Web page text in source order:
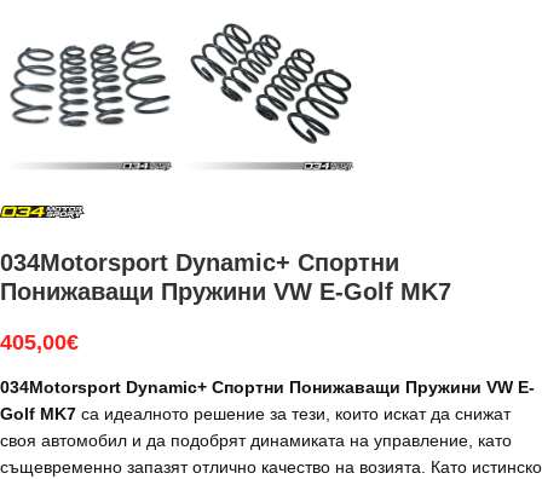
034Motorsport Dynamic+ Спортни
Понижаващи Пружини VW E-Golf MK7
405,00€
034Motorsport Dynamic+ Спортни Понижаващи Пружини VW E-
Golf MK7 са идеалното решение за тези, които искат да снижат
своя автомобил и да подобрят динамиката на управление, като
същевременно запазят отлично качество на возията. Като истинско